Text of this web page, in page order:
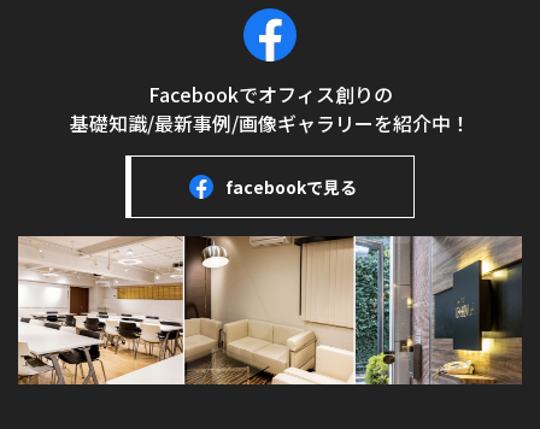
Facebookでオフィス創りの
基礎知識/最新事例/画像ギャラリーを紹介中！
facebookで見る